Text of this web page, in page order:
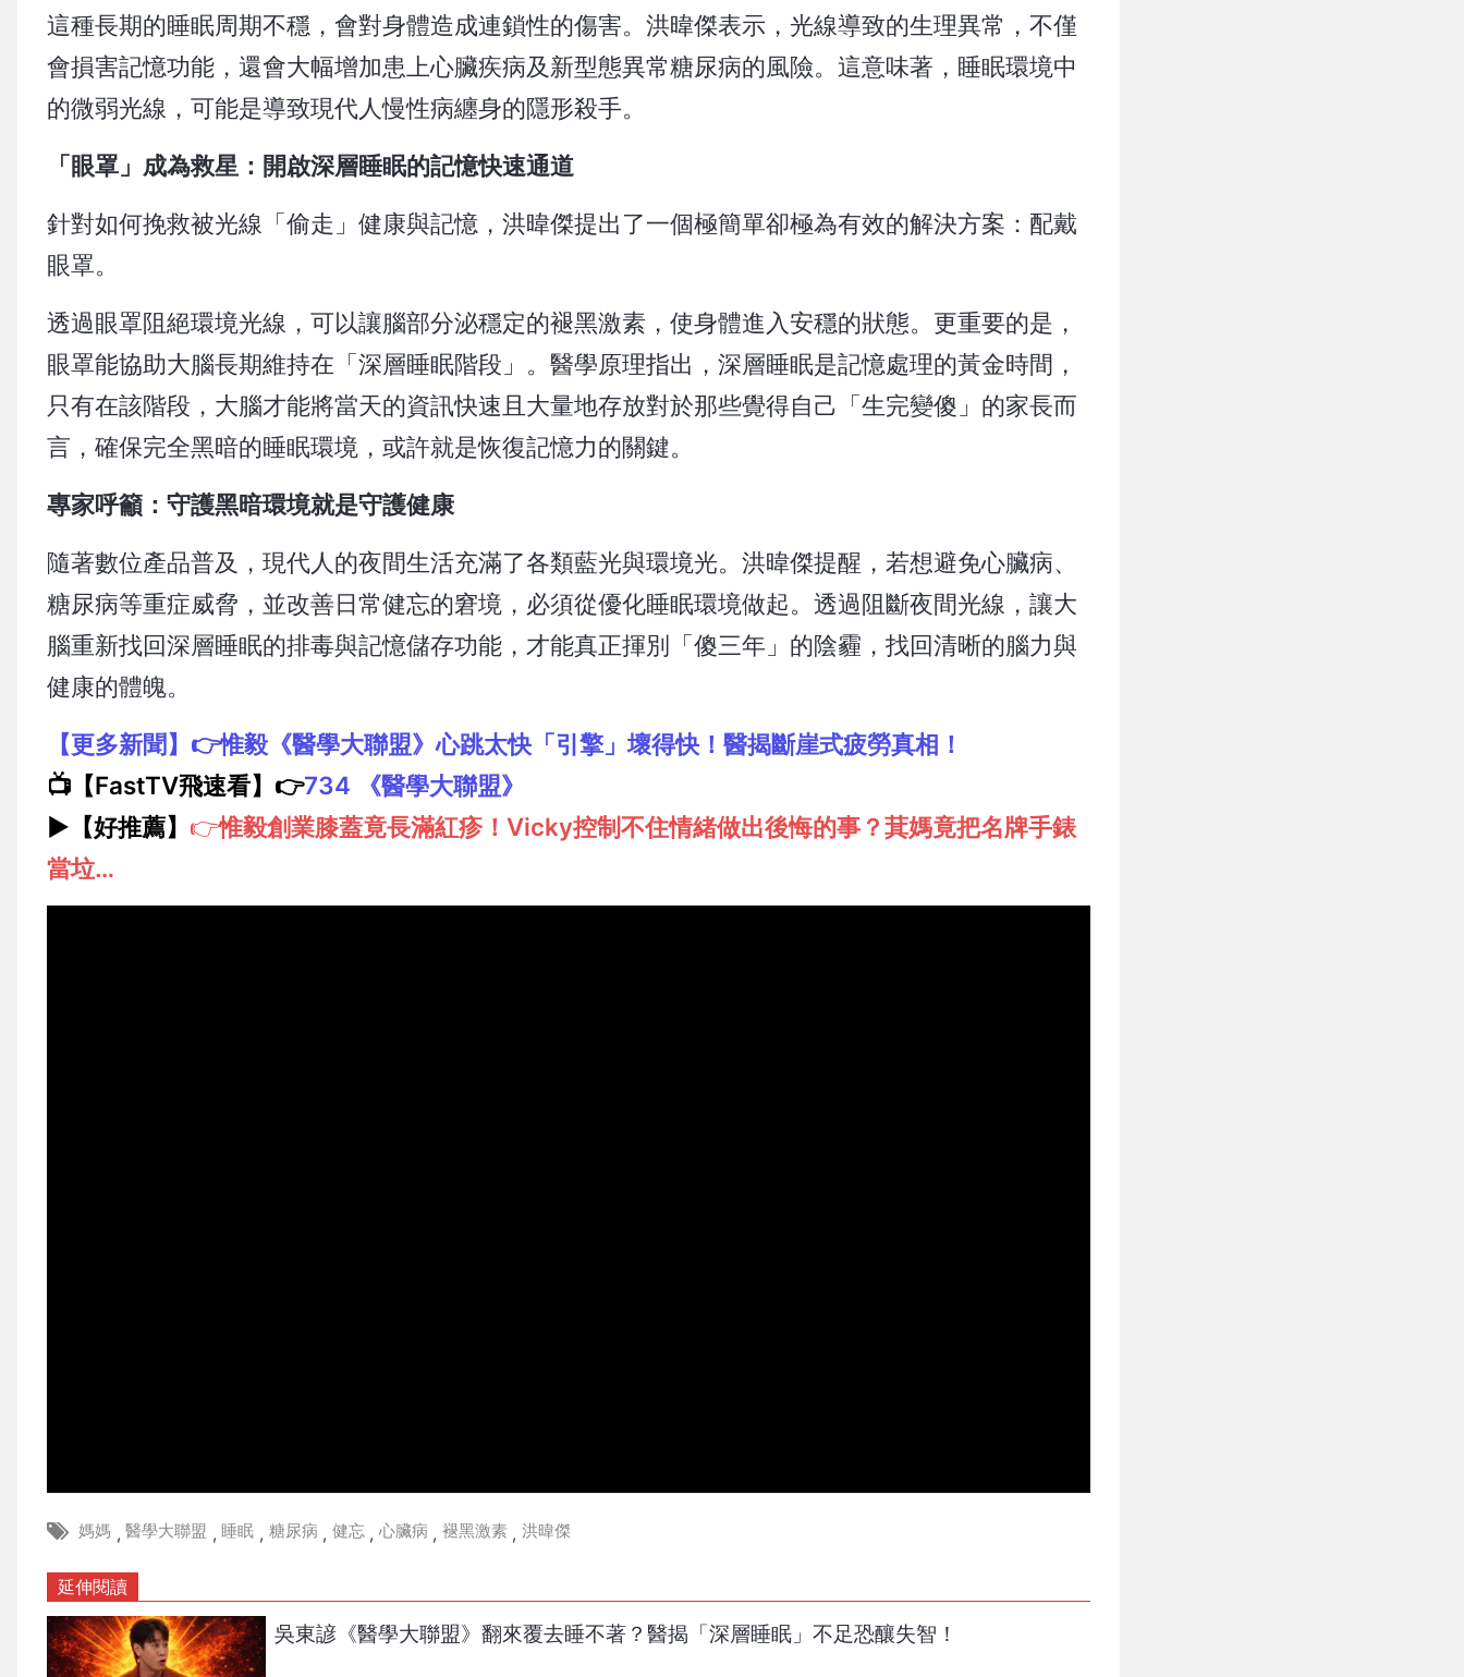
這種長期的睡眠周期不穩，會對身體造成連鎖性的傷害。洪暐傑表示，光線導致的生理異常，不僅
會損害記憶功能，還會大幅增加患上心臟疾病及新型態異常糖尿病的風險。這意味著，睡眠環境中
的微弱光線，可能是導致現代人慢性病纏身的隱形殺手。
「眼罩」成為救星：開啟深層睡眠的記憶快速通道
針對如何挽救被光線「偷走」健康與記憶，洪暐傑提出了一個極簡單卻極為有效的解決方案：配戴
眼罩。
透過眼罩阻絕環境光線，可以讓腦部分泌穩定的褪黑激素，使身體進入安穩的狀態。更重要的是，
眼罩能協助大腦長期維持在「深層睡眠階段」。醫學原理指出，深層睡眠是記憶處理的黃金時間，
只有在該階段，大腦才能將當天的資訊快速且大量地存放對於那些覺得自己「生完變傻」的家長而
言，確保完全黑暗的睡眠環境，或許就是恢復記憶力的關鍵。
專家呼籲：守護黑暗環境就是守護健康
隨著數位產品普及，現代人的夜間生活充滿了各類藍光與環境光。洪暐傑提醒，若想避免心臟病、
糖尿病等重症威脅，並改善日常健忘的窘境，必須從優化睡眠環境做起。透過阻斷夜間光線，讓大
腦重新找回深層睡眠的排毒與記憶儲存功能，才能真正揮別「傻三年」的陰霾，找回清晰的腦力與
健康的體魄。
【更多新聞】👉惟毅《醫學大聯盟》心跳太快「引擎」壞得快！醫揭斷崖式疲勞真相！
📺【FastTV飛速看】👉734 《醫學大聯盟》
▶️【好推薦】 👉惟毅創業膝蓋竟長滿紅疹！Vicky控制不住情緒做出後悔的事？萁媽竟把名牌手錶
當垃…
媽媽 , 醫學大聯盟 , 睡眠 , 糖尿病 , 健忘 , 心臟病 , 褪黑激素 , 洪暐傑
延伸閱讀
吳東諺《醫學大聯盟》翻來覆去睡不著？醫揭「深層睡眠」不足恐釀失智！